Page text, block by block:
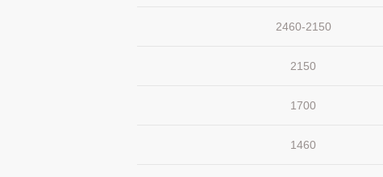
2460-2150
2150
1700
1460